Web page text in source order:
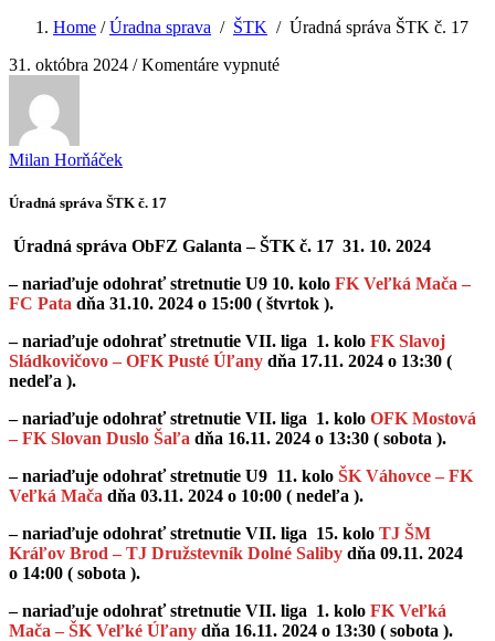
Home /Úradna sprava / ŠTK / Úradná správa ŠTK č. 17
31. októbra 2024 /Komentáre vypnuténa
Milan Horňáček
Úradná správa ŠTK č. 17
Úradná správa ObFZ Galanta – ŠTK č. 17 31. 10. 2024
– nariaďuje odohrať stretnutie U9 10. kolo FK Veľká Mača –
FC Pata dňa 31.10. 2024 o 15:00 ( štvrtok ).
– nariaďuje odohrať stretnutie VII. liga 1. kolo FK Slavoj
Sládkovičovo – OFK Pusté Úľany dňa 17.11. 2024 o 13:30 (
nedeľa ).
– nariaďuje odohrať stretnutie VII. liga 1. kolo OFK Mostová
– FK Slovan Duslo Šaľa dňa 16.11. 2024 o 13:30 ( sobota ).
– nariaďuje odohrať stretnutie U9 11. kolo ŠK Váhovce – FK
Veľká Mača dňa 03.11. 2024 o 10:00 ( nedeľa ).
– nariaďuje odohrať stretnutie VII. liga 15. kolo TJ ŠM
Kráľov Brod – TJ Družstevník Dolné Saliby dňa 09.11. 2024
o 14:00 ( sobota ).
– nariaďuje odohrať stretnutie VII. liga 1. kolo FK Veľká
Mača – ŠK Veľké Úľany dňa 16.11. 2024 o 13:30 ( sobota ).